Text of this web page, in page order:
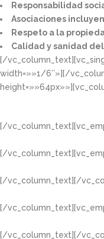
Responsabilidad
Asociaciones
Respeto a la
Calidad y sanidad
[/
width=»»1/6″»][/
[/
[/
[/vc_column_text][/
[/
[/vc_column_text][/